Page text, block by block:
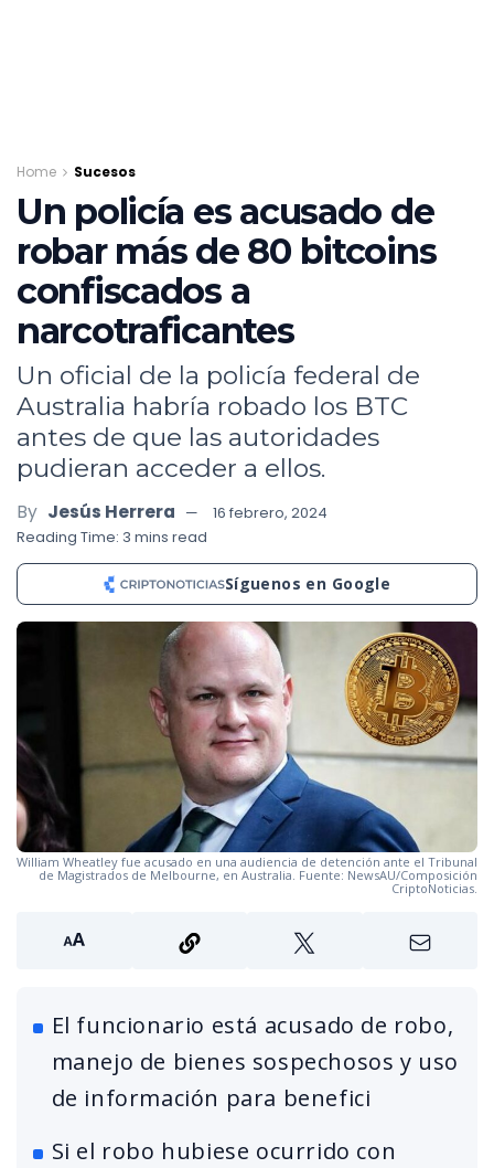
Home Sucesos
Un policía es acusado de
robar más de 80 bitcoins
confiscados a
narcotraficantes
Un oficial de la policía federal de
Australia habría robado los BTC
antes de que las autoridades
pudieran acceder a ellos.
By Jesús Herrera
16 febrero, 2024
Reading Time: 3 mins read
Síguenos en Google
William Wheatley fue acusado en una audiencia de detención ante el Tribunal
de Magistrados de Melbourne, en Australia. Fuente: NewsAU/Composición
CriptoNoticias.
El funcionario está acusado de robo,
manejo de bienes sospechosos y uso
de información para benefici
Si el robo hubiese ocurrido con